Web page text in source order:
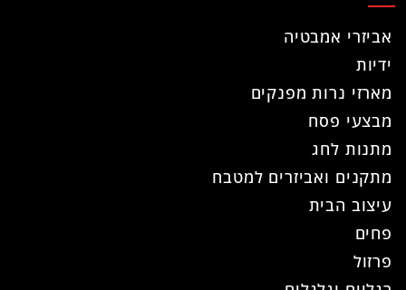
אביזרי אמבטיה
ידיות
מארזי נרות מפנקים
מבצעי פסח
מתנות לחג
מתקנים ואביזרים למטבח
עיצוב הבית
פחים
פרזול